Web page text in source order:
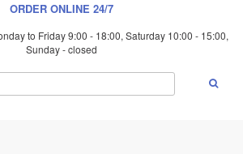
ORDER ONLINE 24/7
to Friday 9:00 - 18:00, Saturday 10:00 - 15:00,
Sunday - closed